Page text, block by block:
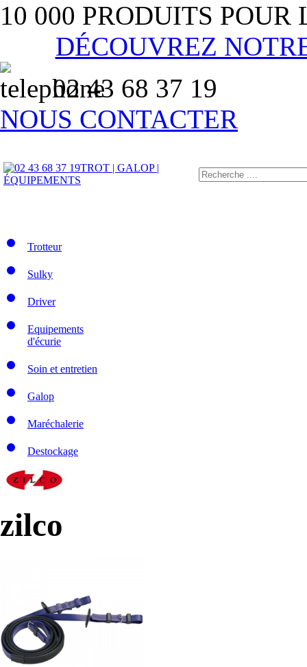
10 000 PRODUITS
DÉCOUVREZ
02 43 68 37 19
NOUS CONTACTER
TROT | GALOP |
ÉQUIPEMENTS
Trotteur
Sulky
Driver
Equipements
d'écurie
Soin et entretien
Galop
Maréchalerie
Destockage
zilco